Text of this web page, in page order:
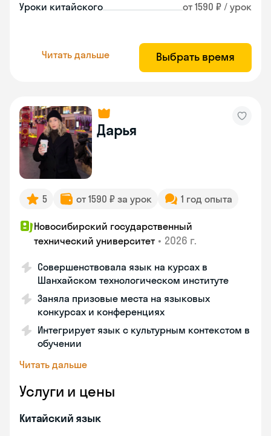
Уроки китайского от 1590 ₽ / урок
Читать дальше Выбрать время
Дарья
5 от 1590 ₽ за урок 1 год опыта
Новосибирский государственный
технический университет • 2026 г.
Совершенствовала язык на курсах в
Шанхайском технологическом институте
Заняла призовые места на языковых
конкурсах и конференциях
Интегрирует язык с культурным контекстом в
обучении
Читать дальше
Услуги и цены
Китайский язык